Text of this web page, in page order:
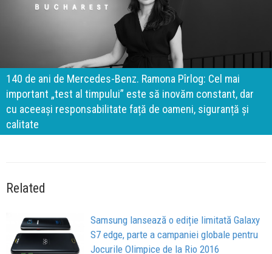
140 de ani de Mercedes-Benz. Ramona Pîrlog: Cel mai
important „test al timpului” este să inovăm constant, dar
cu aceeași responsabilitate față de oameni, siguranță și
calitate
Related
Samsung lansează o ediție limitată Galaxy
S7 edge, parte a campaniei globale pentru
Jocurile Olimpice de la Rio 2016